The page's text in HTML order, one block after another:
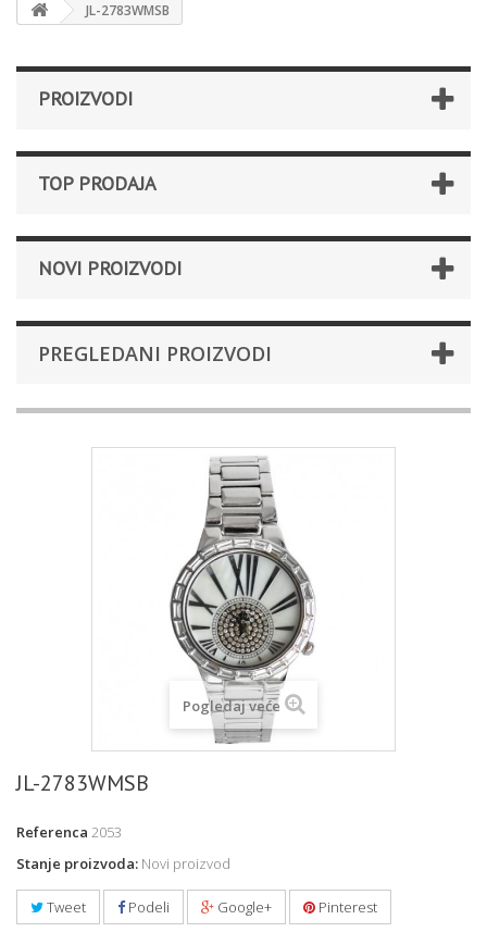
JL-2783WMSB
PROIZVODI
TOP PRODAJA
NOVI PROIZVODI
PREGLEDANI PROIZVODI
Pogledaj veće
JL-2783WMSB
Referenca 2053
Stanje proizvoda: Novi proizvod
Tweet Podeli Google+ Pinterest